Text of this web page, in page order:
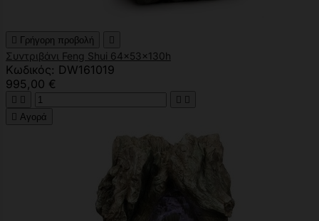
 Γρήγορη προβολή 
Συντριβάνι Feng Shui 64x53x130h
Κωδικός: DW161019
995,00 €
   
 Αγορά